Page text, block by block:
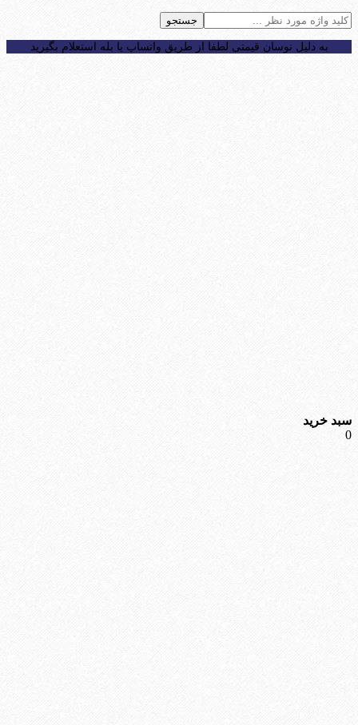
جستجو
به دلیل نوسان قیمتی لطفا از طریق واتساپ یا بله استعلام بگیرید
سبد خرید
0